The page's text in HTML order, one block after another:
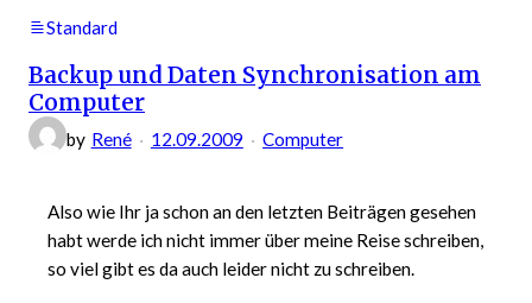
Standard
Backup und Daten Synchronisation am
Computer
by René 12.09.2009 Computer
Also wie Ihr ja schon an den letzten Beiträgen gesehen
habt werde ich nicht immer über meine Reise schreiben,
so viel gibt es da auch leider nicht zu schreiben.